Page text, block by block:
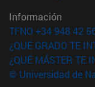
Información
TFNO +34 948 42
¿QUÉ GRADO TE
¿QUÉ MÁSTER TE
© Universidad de